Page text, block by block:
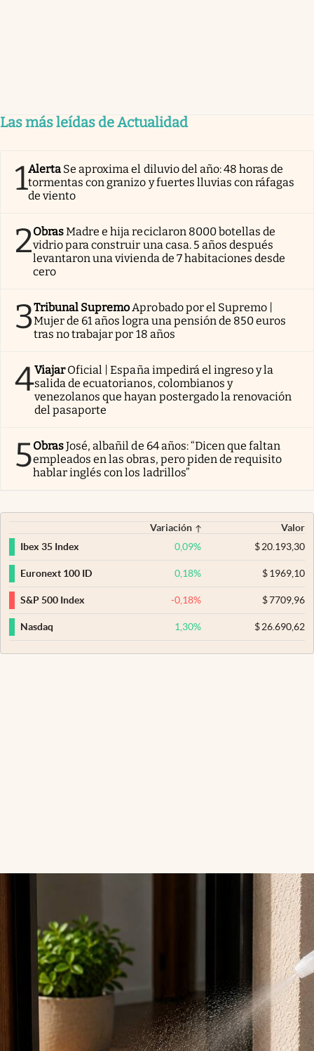
Las más leídas de Actualidad
1Alerta Se aproxima el diluvio del año: 48 horas de
tormentas con granizo y fuertes lluvias con ráfagas
de viento
2ObrasMadre e hija reciclaron 8000 botellas de
vidrio para construir una casa. 5 años después
levantaron una vivienda de 7 habitaciones desde
cero
3Tribunal Supremo Aprobado por el Supremo |
Mujer de 61 años logra una pensión de 850 euros
tras no trabajar por 18 años
4Viajar Oficial | España impedirá el ingreso y la
salida de ecuatorianos, colombianos y
venezolanos que hayan postergado la renovación
del pasaporte
5ObrasJosé, albañil de 64 años: “Dicen que faltan
empleados en las obras, pero piden de requisito
hablar inglés con los ladrillos”
Variación
Valor
Ibex 35 Index
0,09% $20.193,30
Euronext 100 ID 0,18% $1969,10
S&P 500 Index -0,18% $7709,96
Nasdaq 1,30% $26.690,62